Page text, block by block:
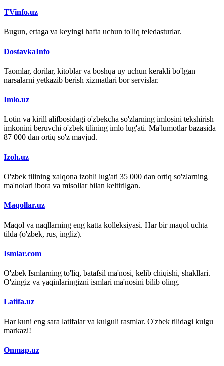
TVinfo.uz
Bugun, ertaga va keyingi hafta uchun to'liq teledasturlar.
DostavkaInfo
Taomlar, dorilar, kitoblar va boshqa uy uchun kerakli bo'lgan
narsalarni yetkazib berish xizmatlari bor servislar.
Imlo.uz
Lotin va kirill alifbosidagi o'zbekcha so'zlarning imlosini tekshirish
imkonini beruvchi o'zbek tilining imlo lug'ati. Ma'lumotlar bazasida
87 000 dan ortiq so'z mavjud.
Izoh.uz
O'zbek tilining xalqona izohli lug'ati 35 000 dan ortiq so'zlarning
ma'nolari ibora va misollar bilan keltirilgan.
Maqollar.uz
Maqol va naqllarning eng katta kolleksiyasi. Har bir maqol uchta
tilda (o'zbek, rus, ingliz).
Ismlar.com
O'zbek Ismlarning to'liq, batafsil ma'nosi, kelib chiqishi, shakllari.
O'zingiz va yaqinlaringizni ismlari ma'nosini bilib oling.
Latifa.uz
Har kuni eng sara latifalar va kulguli rasmlar. O'zbek tilidagi kulgu
markazi!
Onmap.uz